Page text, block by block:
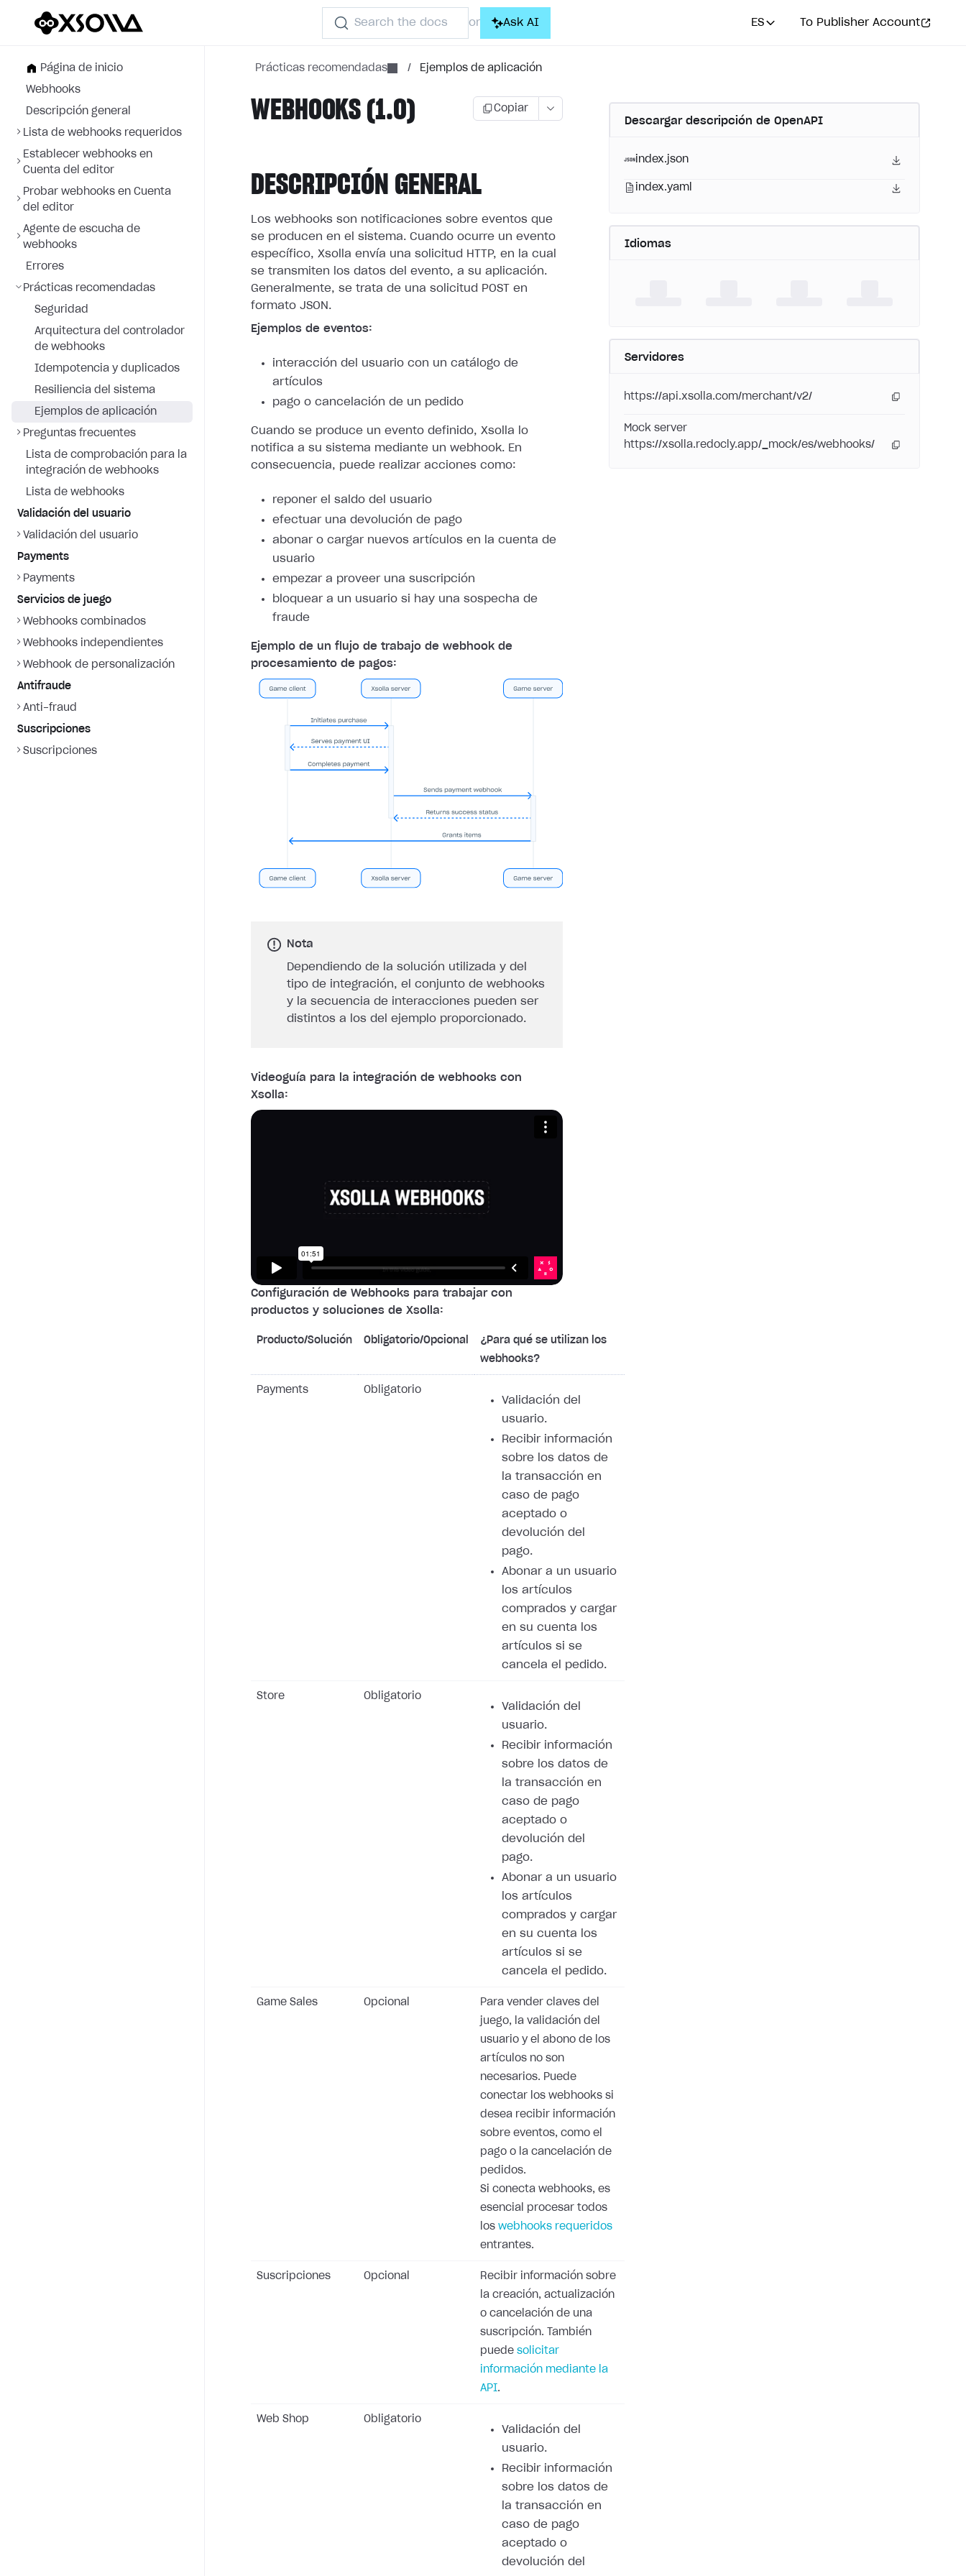
Search the docs or Ask AI ES To Publisher Account
Página de inicio
Webhooks
Descripción general
Lista de webhooks requeridos
Establecer webhooks en
Cuenta del editor
Probar webhooks en Cuenta
del editor
Agente de escucha de
webhooks
Errores
Prácticas recomendadas
Seguridad
Arquitectura del controlador
de webhooks
Idempotencia y duplicados
Resiliencia del sistema
Ejemplos de aplicación
Preguntas frecuentes
Lista de comprobación para la
integración de webhooks
Lista de webhooks
Validación del usuario
Validación del usuario
Payments
Payments
Servicios de juego
Webhooks combinados
Webhooks independientes
Webhook de personalización
Antifraude
Anti-fraud
Suscripciones
Suscripciones
Prácticas recomendadas / Ejemplos de aplicación
WEBHOOKS (1.0) Copiar
DESCRIPCIÓN GENERAL
Los webhooks son notificaciones sobre eventos que
se producen en el sistema. Cuando ocurre un evento
específico, Xsolla envía una solicitud HTTP, en la cual
se transmiten los datos del evento, a su aplicación.
Generalmente, se trata de una solicitud POST en
formato JSON.
Ejemplos de eventos:
interacción del usuario con un catálogo de
artículos
pago o cancelación de un pedido
Cuando se produce un evento definido, Xsolla lo
notifica a su sistema mediante un webhook. En
consecuencia, puede realizar acciones como:
reponer el saldo del usuario
efectuar una devolución de pago
abonar o cargar nuevos artículos en la cuenta de
usuario
empezar a proveer una suscripción
bloquear a un usuario si hay una sospecha de
fraude
Ejemplo de un flujo de trabajo de webhook de
procesamiento de pagos:
Nota
Dependiendo de la solución utilizada y del
tipo de integración, el conjunto de webhooks
y la secuencia de interacciones pueden ser
distintos a los del ejemplo proporcionado.
Videoguía para la integración de webhooks con
Xsolla:
Configuración de Webhooks para trabajar con
productos y soluciones de Xsolla:
Producto/Solución Obligatorio/Opcional
¿Para qué se utilizan los
webhooks?
Payments Obligatorio
Validación del
usuario.
Recibir información
sobre los datos de
la transacción en
caso de pago
aceptado o
devolución del
pago.
Abonar a un usuario
los artículos
comprados y cargar
en su cuenta los
artículos si se
cancela el pedido.
Store Obligatorio
Validación del
usuario.
Recibir información
sobre los datos de
la transacción en
caso de pago
aceptado o
devolución del
pago.
Abonar a un usuario
los artículos
comprados y cargar
en su cuenta los
artículos si se
cancela el pedido.
Game Sales Opcional
Para vender claves del
juego, la validación del
usuario y el abono de los
artículos no son
necesarios. Puede
conectar los webhooks si
desea recibir información
sobre eventos, como el
pago o la cancelación de
pedidos.
Si conecta webhooks, es
esencial procesar todos
los webhooks requeridos
entrantes.
Suscripciones Opcional
Recibir información sobre
la creación, actualización
o cancelación de una
suscripción. También
puede solicitar
información mediante la
API.
Web Shop Obligatorio
Validación del
usuario.
Recibir información
sobre los datos de
la transacción en
caso de pago
aceptado o
devolución del
Descargar descripción de OpenAPI
index.json
index.yaml
Idiomas
Servidores
https://api.xsolla.com/merchant/v2/
Mock server
https://xsolla.redocly.app/_mock/es/webhooks/